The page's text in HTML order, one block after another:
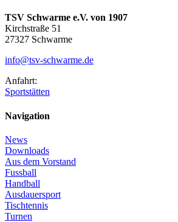
TSV Schwarme e.V. von 1907
Kirchstraße 51
27327 Schwarme
info@tsv-schwarme.de
Anfahrt:
Sportstätten
Navigation
News
Downloads
Aus dem Vorstand
Fussball
Handball
Ausdauersport
Tischtennis
Turnen